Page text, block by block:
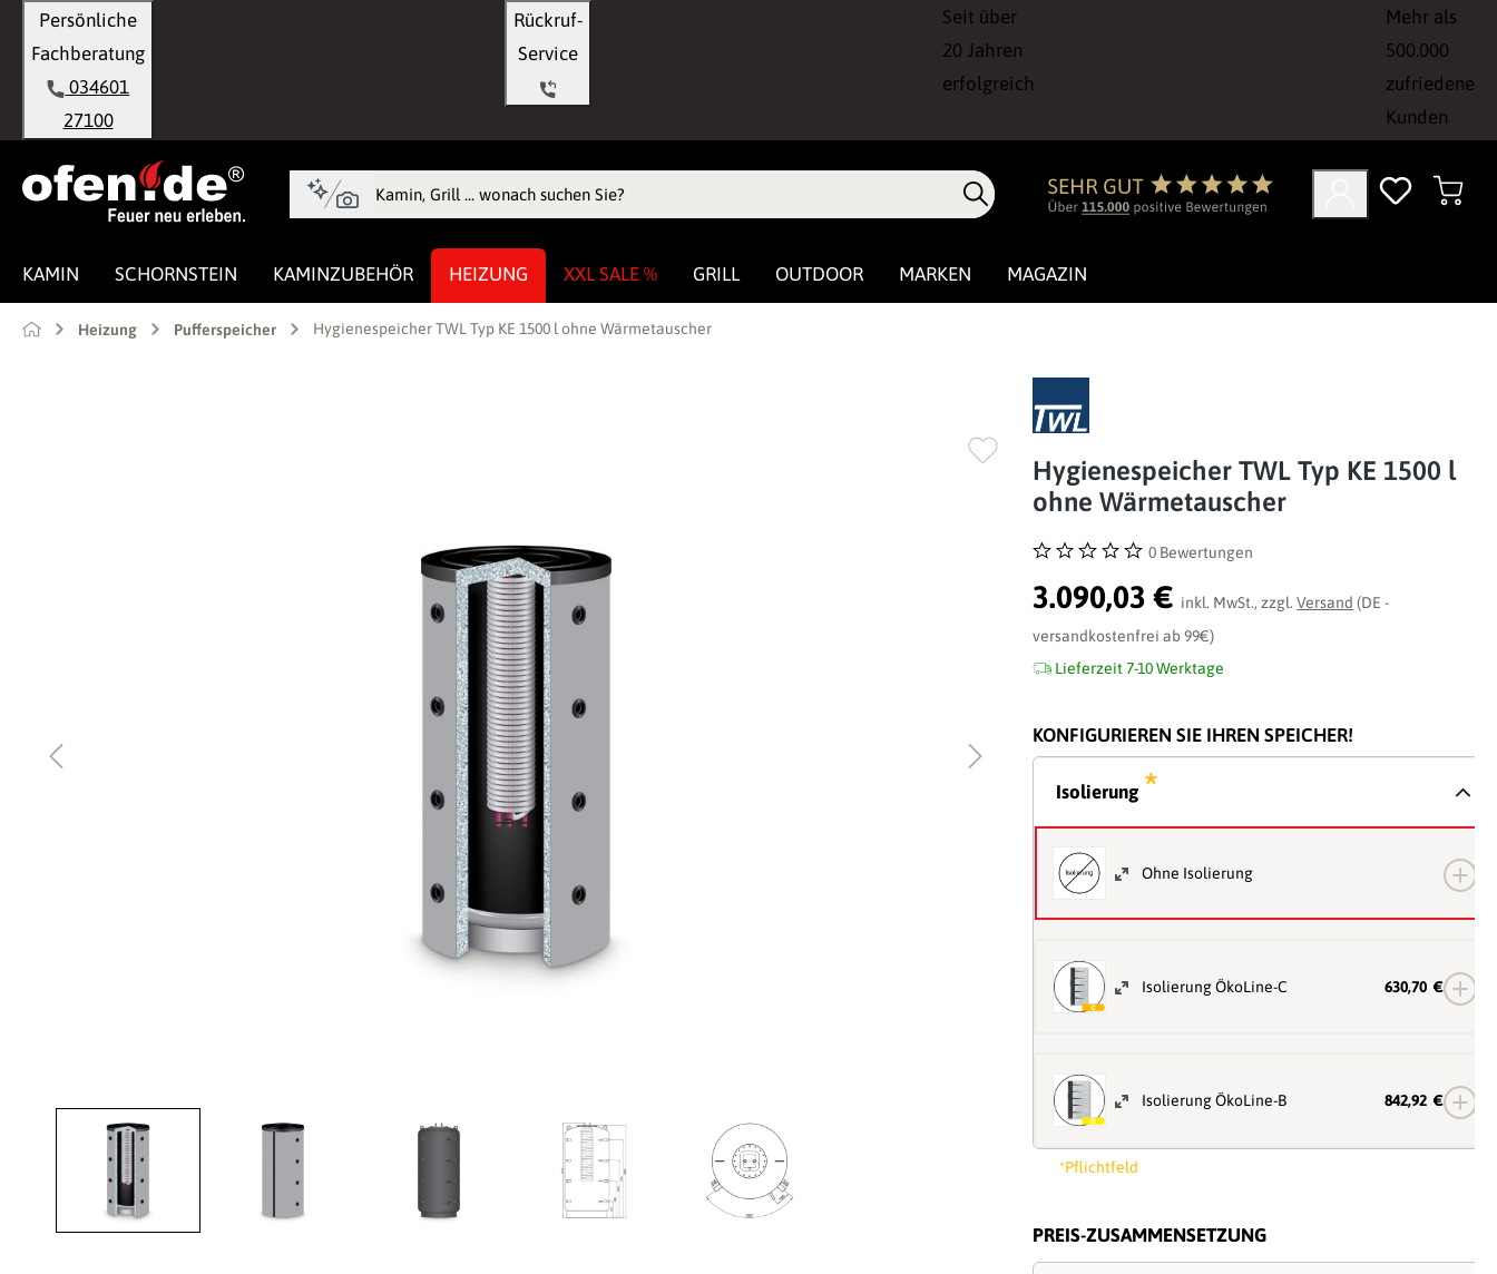
Zur Hauptnavigation springen
Persönliche
Fachberatung
034601
27100
Rückruf-
Seit über
20 Jahren
erfolgreich
Mehr als
500.000
zufriedene
Kunden
KAMIN SCHORNSTEIN KAMINZUBEHÖR HEIZUNG XXL SALE % GRILL OUTDOOR MARKEN MAGAZIN
Heizung Pufferspeicher Hygienespeicher TWL Typ KE 1500 l ohne Wärmetauscher
Hygienespeicher TWL Typ KE 1500 l
ohne Wärmetauscher
Durchschnittliche Bewertung von 0 von 5 Sternen
0 Bewertungen
3.090,03 € inkl. MwSt., zzgl.Versand (DE -
versandkostenfrei ab 99€)
Lieferzeit 7-10 Werktage
KONFIGURIEREN SIE IHREN SPEICHER!
Isolierung *
Ohne Isolierung
Isolierung ÖkoLine-C 630,70 €
Isolierung ÖkoLine-B 842,92 €
*Pflichtfeld
PREIS-ZUSAMMENSETZUNG